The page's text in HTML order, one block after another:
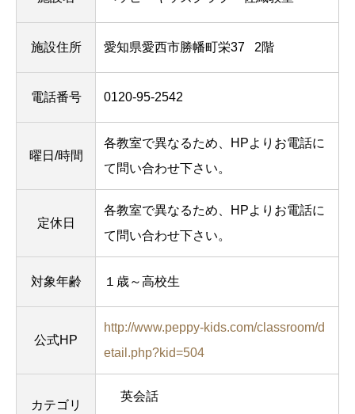
施設住所 愛知県愛西市勝幡町栄37 2階
電話番号 0120-95-2542
曜日/時間
各教室で異なるため、HPよりお電話に
て問い合わせ下さい。
定休日
各教室で異なるため、HPよりお電話に
て問い合わせ下さい。
対象年齢 １歳～高校生
公式HP
http://www.peppy-kids.com/classroom/d
etail.php?kid=504
カテゴリ
英会話